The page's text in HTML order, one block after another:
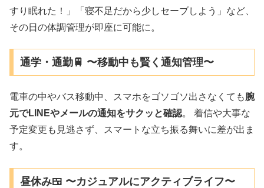
すり眠れた！」「寝不足だから少しセーブしよう」など、
その日の体調管理が即座に可能に。
通学・通勤🚆 〜移動中も賢く通知管理〜
電車の中やバス移動中、スマホをゴソゴソ出さなくても腕
元でLINEやメールの通知をサクッと確認。 着信や大事な
予定変更も見逃さず、スマートな立ち振る舞いに差が出ま
す。
昼休み🍱 〜カジュアルにアクティブライフ〜